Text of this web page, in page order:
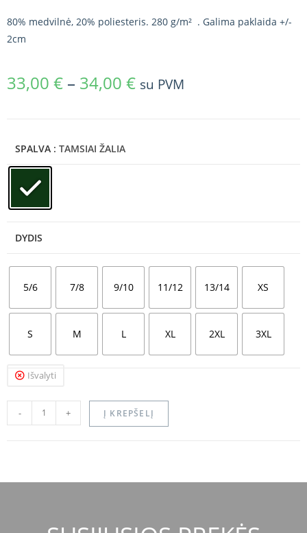
80% medvilnė, 20% poliesteris. 280 g/m² . Galima paklaida +/-
2cm
33,00 € – 34,00 € su PVM
SPALVA : TAMSIAI ŽALIA
DYDIS
5/6 7/8 9/10 11/12 13/14 XS
S M L XL 2XL 3XL
Išvalyti
- + Į KREPŠELĮ